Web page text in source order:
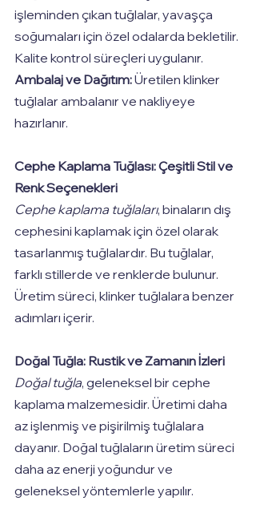
işleminden çıkan tuğlalar, yavaşça
soğumaları için özel odalarda bekletilir.
Kalite kontrol süreçleri uygulanır.
Ambalaj ve Dağıtım: Üretilen klinker
tuğlalar ambalanır ve nakliyeye
hazırlanır.
Cephe Kaplama Tuğlası: Çeşitli Stil ve
Renk Seçenekleri
Cephe kaplama tuğlaları, binaların dış
cephesini kaplamak için özel olarak
tasarlanmış tuğlalardır. Bu tuğlalar,
farklı stillerde ve renklerde bulunur.
Üretim süreci, klinker tuğlalara benzer
adımları içerir.
Doğal Tuğla: Rustik ve Zamanın İzleri
Doğal tuğla, geleneksel bir cephe
kaplama malzemesidir. Üretimi daha
az işlenmiş ve pişirilmiş tuğlalara
dayanır. Doğal tuğlaların üretim süreci
daha az enerji yoğundur ve
geleneksel yöntemlerle yapılır.